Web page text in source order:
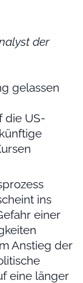
der
gelassen
die US-
ins
einer
Anstieg der
eine länger